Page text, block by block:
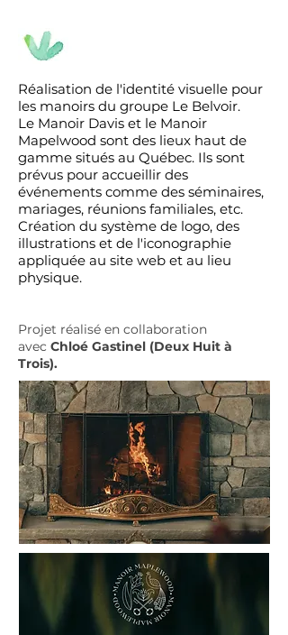
Réalisation de l'identité visuelle pour
les manoirs du groupe Le Belvoir.
Le Manoir Davis et le Manoir
Mapelwood sont des lieux haut de
gamme situés au Québec. Ils sont
prévus pour accueillir des
événements comme des séminaires,
mariages, réunions familiales, etc.
Création du système de logo, des
illustrations et de l'iconographie
appliquée au site web et au lieu
physique.
Projet réalisé en collaboration
avec Chloé Gastinel (Deux Huit à
Trois).